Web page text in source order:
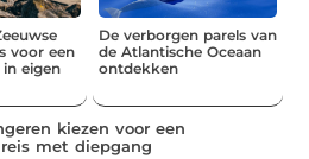
voor een
eigen
De verborgen parels van
de Atlantische Oceaan
ontdekken
kiezen voor een
met diepgang